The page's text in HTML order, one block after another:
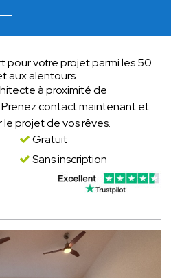
pour votre projet parmi les 50
aux alentours
à proximité de
Prenez contact maintenant et
projet de vos rêves.
Gratuit
Sans inscription